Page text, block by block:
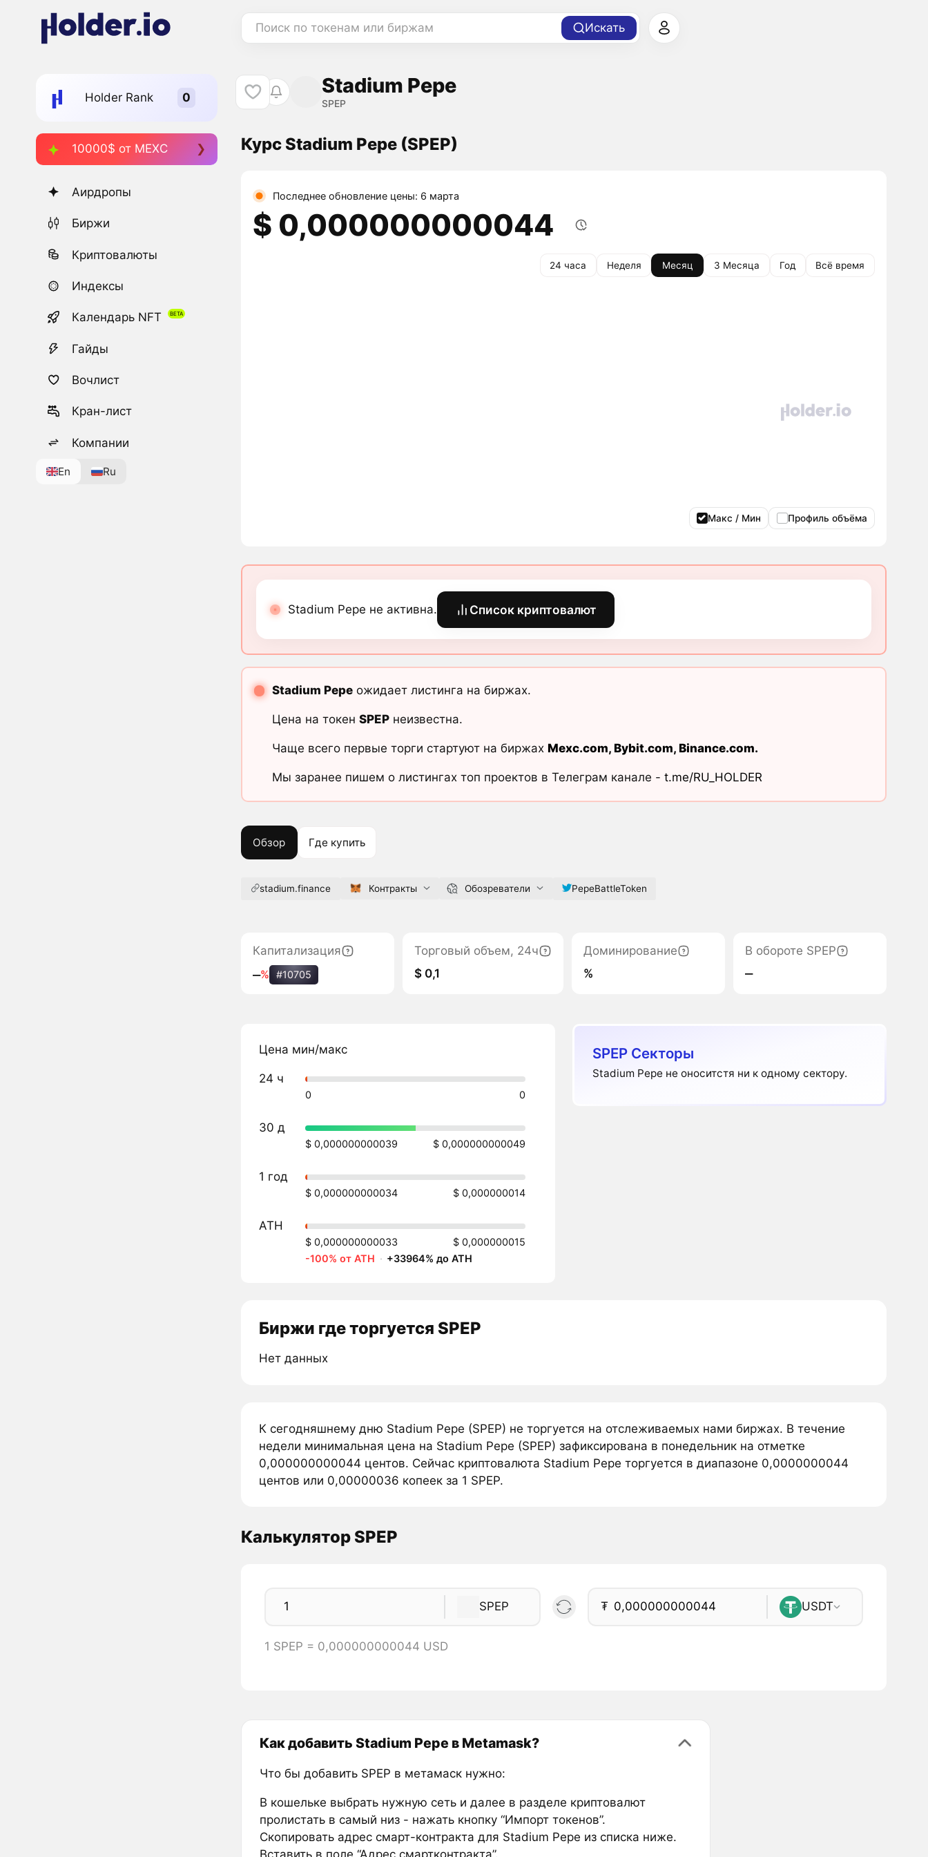
Поиск по токенам или биржам Искать
Holder Rank
10000$ от MEXC
Аирдропы
Биржи
Криптовалюты
Индексы
Календарь NFT
Гайды
Вочлист
Кран-лист
Компании
En Ru
Stadium Pepe
SPEP
Курс Stadium Pepe (SPEP)
Последнее обновление цены: 6 марта
$ 0,000000000044
24 часа Неделя Месяц 3 Месяца Год Всё время
Макс / Мин Профиль объёма
Stadium Pepe не активна. Список криптовалют
Stadium Pepeожидает листинга на биржах.
Цена на токен SPEPнеизвестна.
Чаще всего первые торги стартуют на биржах Mexc.com, Bybit.com, Binance.com.
Мы заранее пишем о листингах топ проектов в Телеграм канале - t.me/RU_HOLDER
Обзор Где купить
stadium.finance Контракты Обозреватели PepeBattleToken
Капитализация
‒% #10705
Торговый объем, 24ч
$ 0,1
Доминирование
%
В обороте SPEP
‒
Цена мин/макс
24 ч
0 0
30 д
$ 0,000000000039 $ 0,000000000049
1 год
$ 0,000000000034 $ 0,000000014
ATH
$ 0,000000000033
$ 0,000000015
-100% от ATH · +33964% до ATH
SPEP Секторы
Stadium Pepe не оноситстя ни к одному сектору.
Биржи где торгуется SPEP
Нет данных
К сегодняшнему дню Stadium Pepe (SPEP) не торгуется на отслеживаемых нами биржах. В течение
недели минимальная цена на Stadium Pepe (SPEP) зафиксирована в понедельник на отметке
0,000000000044 центов. Сейчас криптовалюта Stadium Pepe торгуется в диапазоне 0,0000000044
центов или 0,00000036 копеек за 1 SPEP.
Калькулятор SPEP
SPEP ₮ USDT
1 SPEP = 0,000000000044 USD
Как добавить Stadium Pepe в Metamask?
Что бы добавить SPEP в метамаск нужно:
В кошельке выбрать нужную сеть и далее в разделе криптовалют
пролистать в самый низ - нажать кнопку “Импорт токенов”.
Скопировать адрес смарт-контракта для Stadium Pepe из списка ниже.